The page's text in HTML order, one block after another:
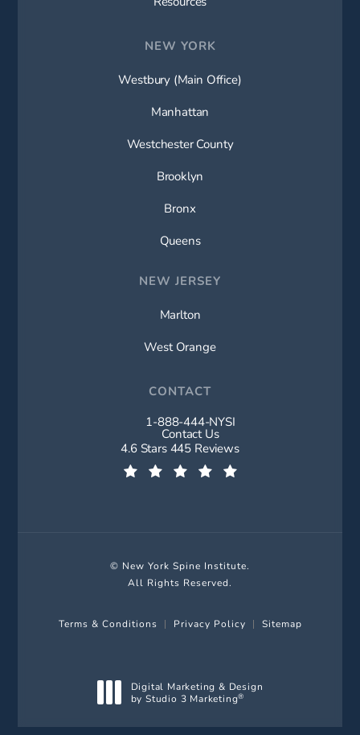
NEW YORK
Westbury (Main Office)
Manhattan
Westchester County
Brooklyn
Bronx
Queens
NEW JERSEY
Marlton
West Orange
CONTACT
Call New York Spine Institute on
1-888-444-NYSI
Contact Us
New York Spine Institute reviews:
4.6 Stars 445 Reviews
© New York Spine Institute.
All Rights Reserved.
Terms & Conditions Privacy Policy Sitemap
Digital Marketing & Design
by Studio 3 Marketing®